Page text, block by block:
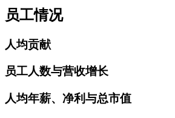
员工情况
人均贡献
员工人数与营收增长
人均年薪、净利与总市值